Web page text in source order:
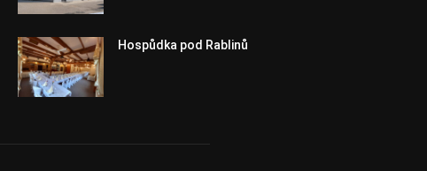
Hospůdka pod Rablinů